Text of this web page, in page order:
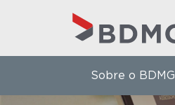
Sobre o BDMG